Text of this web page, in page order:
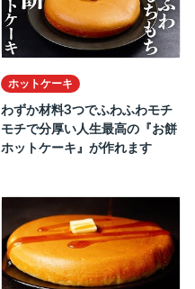
ホットケーキ
わずか材料3つでふわふわモチ
モチで分厚い人生最高の『お餅
ホットケーキ』が作れます